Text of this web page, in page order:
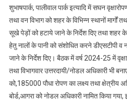
शुभाषपार्क, पालीवाल पार्क इत्यादि में सघन
तथा वन विभाग को शहर के विभिन्न स्थानों
सूखे पेड़ों को हटाये जाने के निर्देश दिए तथा शहर
हेतु नालों के पानी को संशोधित करने डीएसटीपी व
जाने के निर्देश दिए। बैठक में वर्ष 2024-25 में
तथा विभागवार उत्तरदायी/नोडल अधिकारी भी
को,185000 पौधा रोपण का लक्ष्य तथा क्षेत्रीय
बोर्ड,आगरा को नोडल अधिकारी नामित किया गया,